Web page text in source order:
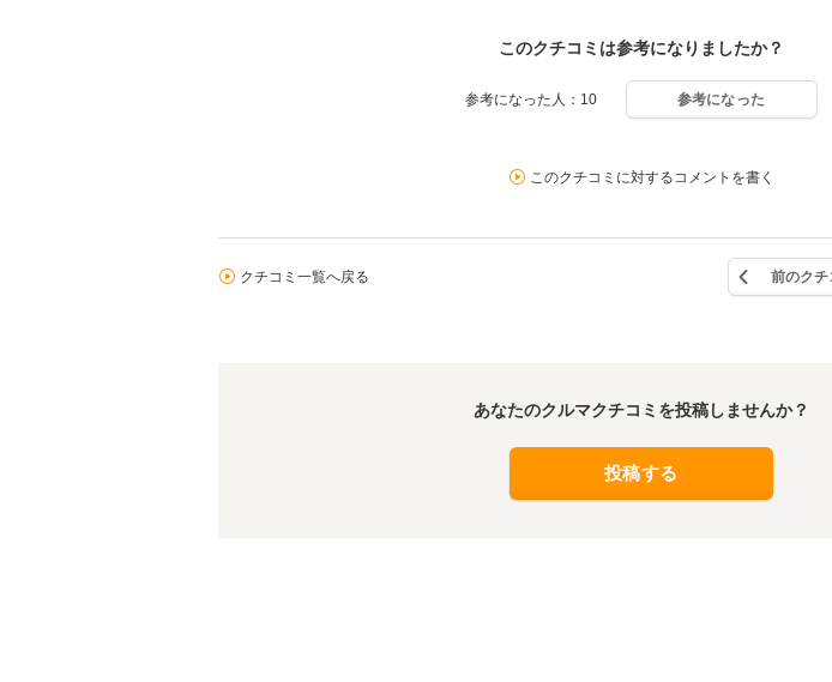
このクチコミは参考になりましたか？
参考になった人：10 参考になった
このクチコミに対するコメントを書く
クチコミ一覧へ戻る 前のクチ
あなたのクルマクチコミを投稿しませんか？
投稿する